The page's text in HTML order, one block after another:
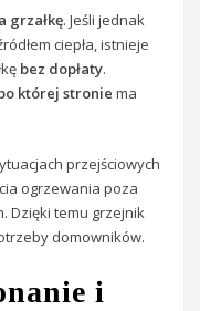
grzałkę. Jeśli jednak
ciepła, istnieje
bez dopłaty.
której stronie ma
przejściowych
ogrzewania poza
Dzięki temu grzejnik
domowników.
i